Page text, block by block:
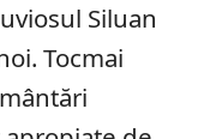
Siluan
Tocmai